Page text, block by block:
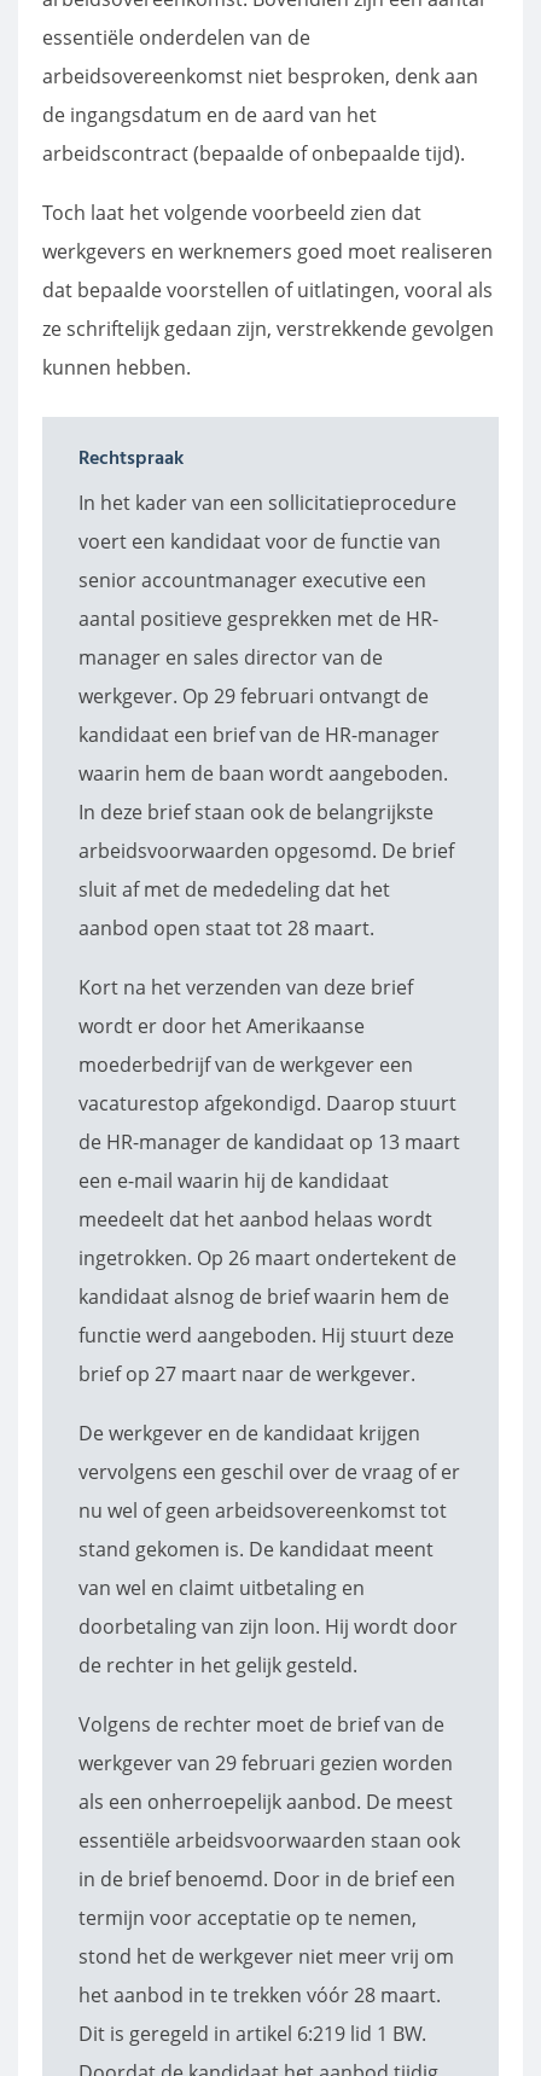
essentiële onderdelen van de
arbeidsovereenkomst niet besproken, denk aan
de ingangsdatum en de aard van het
arbeidscontract (bepaalde of onbepaalde tijd).
Toch laat het volgende voorbeeld zien dat
werkgevers en werknemers goed moet realiseren
dat bepaalde voorstellen of uitlatingen, vooral als
ze schriftelijk gedaan zijn, verstrekkende gevolgen
kunnen hebben.
Rechtspraak
In het kader van een sollicitatieprocedure
voert een kandidaat voor de functie van
senior accountmanager executive een
aantal positieve gesprekken met de HR-
manager en sales director van de
werkgever. Op 29 februari ontvangt de
kandidaat een brief van de HR-manager
waarin hem de baan wordt aangeboden.
In deze brief staan ook de belangrijkste
arbeidsvoorwaarden opgesomd. De brief
sluit af met de mededeling dat het
aanbod open staat tot 28 maart.
Kort na het verzenden van deze brief
wordt er door het Amerikaanse
moederbedrijf van de werkgever een
vacaturestop afgekondigd. Daarop stuurt
de HR-manager de kandidaat op 13 maart
een e-mail waarin hij de kandidaat
meedeelt dat het aanbod helaas wordt
ingetrokken. Op 26 maart ondertekent de
kandidaat alsnog de brief waarin hem de
functie werd aangeboden. Hij stuurt deze
brief op 27 maart naar de werkgever.
De werkgever en de kandidaat krijgen
vervolgens een geschil over de vraag of er
nu wel of geen arbeidsovereenkomst tot
stand gekomen is. De kandidaat meent
van wel en claimt uitbetaling en
doorbetaling van zijn loon. Hij wordt door
de rechter in het gelijk gesteld.
Volgens de rechter moet de brief van de
werkgever van 29 februari gezien worden
als een onherroepelijk aanbod. De meest
essentiële arbeidsvoorwaarden staan ook
in de brief benoemd. Door in de brief een
termijn voor acceptatie op te nemen,
stond het de werkgever niet meer vrij om
het aanbod in te trekken vóór 28 maart.
Dit is geregeld in artikel 6:219 lid 1 BW.